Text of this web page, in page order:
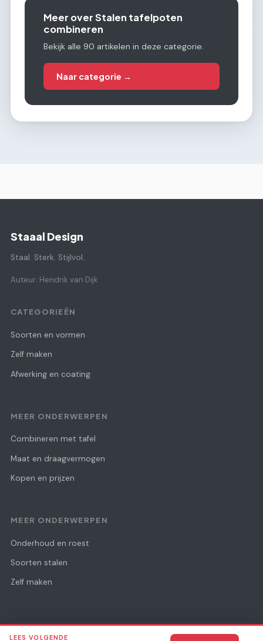
Meer over Stalen tafelpoten
combineren
Bekijk alle 90 artikelen in deze categorie.
Naar categorie →
Staaal Design
Staal. Sterk. Stijlvol.
Auteur: Hendrik van Dijk
CATEGORIEËN
Soorten en vormen
Zelf maken
Afwerking en coating
MEER ONDERWERPEN
Combineren met tafel
Maat en draagvermogen
Kopen en prijzen
MEER ONDERWERPEN
Onderhoud en roest
Soorten stalen
Zelf maken
LEES VOLGENDE